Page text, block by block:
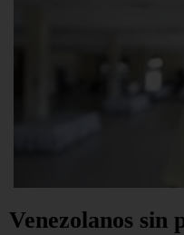
Venezolanos sin